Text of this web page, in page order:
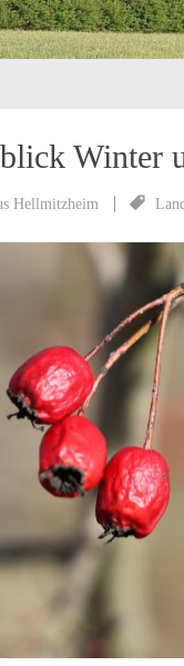
Winter
Hellmitzheim